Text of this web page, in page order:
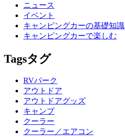
ニュース
イベント
キャンピングカーの基礎知識
キャンピングカーで楽しむ
Tagsタグ
RVパーク
アウトドア
アウトドアグッズ
キャンプ
クーラー
クーラー／エアコン